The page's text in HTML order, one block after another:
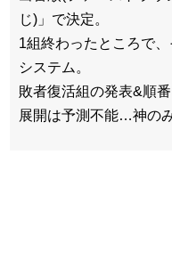
じ)」で決定。
1組終わったところで
システム。
敗者復活組の発表&順
展開は予測不能…神の